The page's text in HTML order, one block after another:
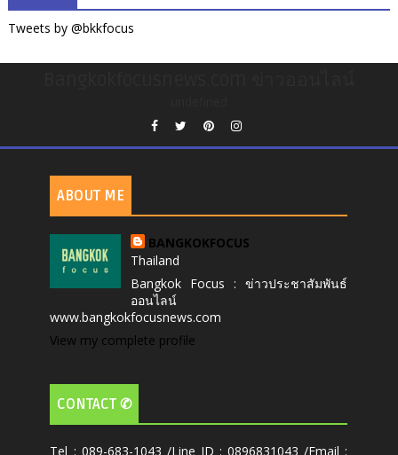
Tweets by @bkkfocus
ABOUT ME
BANGKOKFOCUS
Thailand
Bangkok Focus : ข่าวประชาสัมพันธ์
ออนไลน์
www.bangkokfocusnews.com
View my complete profile
CONTACT ✆
Tel : 089-683-1043 /Line ID : 0896831043 /Email :